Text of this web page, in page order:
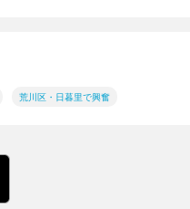
荒川区・日暮里で興奮